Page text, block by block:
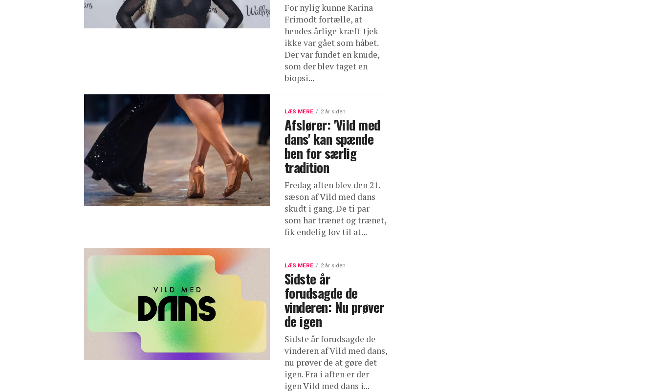
For nylig kunne Karina
Frimodt fortælle, at
hendes årlige kræft-tjek
ikke var gået som håbet.
Der var fundet en knude,
som der blev taget en
biopsi...
LÆS MERE 2 år siden
Afslører: 'Vild med
dans' kan spænde
ben for særlig
tradition
Fredag aften blev den 21.
sæson af Vild med dans
skudt i gang. De ti par
som har trænet og trænet,
fik endelig lov til at...
LÆS MERE 2 år siden
Sidste år
forudsagde de
vinderen: Nu prøver
de igen
Sidste år forudsagde de
vinderen af Vild med dans,
nu prøver de at gøre det
igen. Fra i aften er der
igen Vild med dans i...